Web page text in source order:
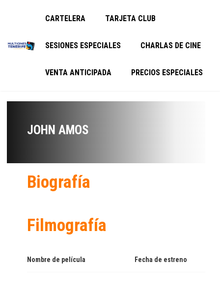
CARTELERA TARJETA CLUB
SESIONES ESPECIALES CHARLAS DE CINE
VENTA ANTICIPADA PRECIOS ESPECIALES
JOHN AMOS
Biografía
Filmografía
Nombre de película Fecha de estreno